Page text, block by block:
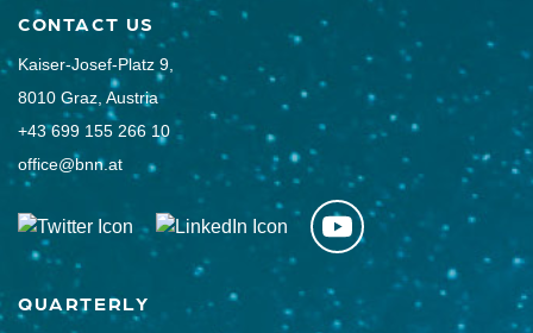
CONTACT US
Kaiser-Josef-Platz 9,
8010 Graz, Austria
+43 699 155 266 10
office@bnn.at
QUARTERLY